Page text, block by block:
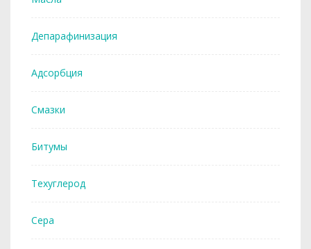
Депарафинизация
Адсорбция
Смазки
Битумы
Техуглерод
Сера